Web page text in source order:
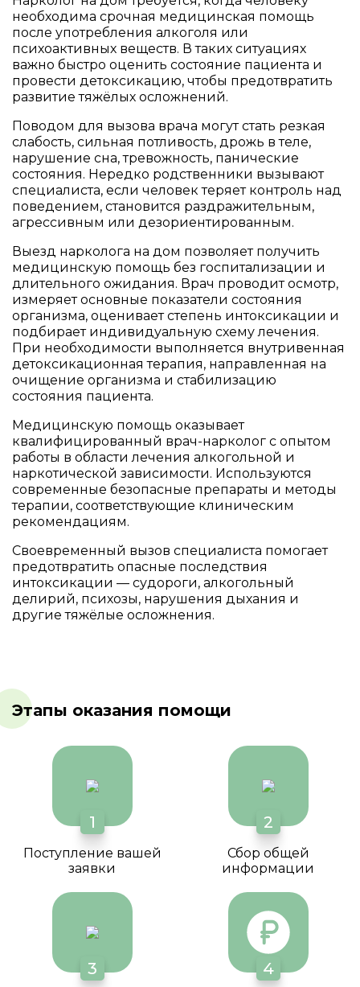
необходима срочная медицинская помощь
после употребления алкоголя или
психоактивных веществ. В таких ситуациях
важно быстро оценить состояние пациента и
провести детоксикацию, чтобы предотвратить
развитие тяжёлых осложнений.
Поводом для вызова врача могут стать резкая
слабость, сильная потливость, дрожь в теле,
нарушение сна, тревожность, панические
состояния. Нередко родственники вызывают
специалиста, если человек теряет контроль над
поведением, становится раздражительным,
агрессивным или дезориентированным.
Выезд нарколога на дом позволяет получить
медицинскую помощь без госпитализации и
длительного ожидания. Врач проводит осмотр,
измеряет основные показатели состояния
организма, оценивает степень интоксикации и
подбирает индивидуальную схему лечения.
При необходимости выполняется внутривенная
детоксикационная терапия, направленная на
очищение организма и стабилизацию
состояния пациента.
Медицинскую помощь оказывает
квалифицированный врач-нарколог с опытом
работы в области лечения алкогольной и
наркотической зависимости. Используются
современные безопасные препараты и методы
терапии, соответствующие клиническим
рекомендациям.
Своевременный вызов специалиста помогает
предотвратить опасные последствия
интоксикации — судороги, алкогольный
делирий, психозы, нарушения дыхания и
другие тяжёлые осложнения.
Этапы оказания помощи
1
Поступление вашей
заявки
2
Сбор общей
информации
3 4